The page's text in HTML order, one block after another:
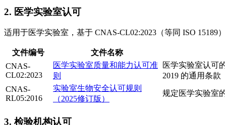
2. 医学实验室认可
适用于医学实验室，基于 CNAS-CL02:2023（等同 ISO
文件编号 文件名称
CNAS-
CL02:2023
医学实验室质量和能力认可准
则
医学实验室认可
2019 的通用条款
CNAS-
RL05:2016
实验室生物安全认可规则
（2025修订版）
规定医学实验室
3. 检验机构认可